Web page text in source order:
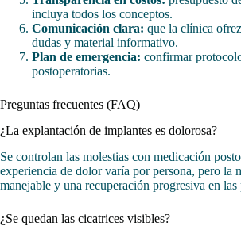
incluya todos los conceptos.
Comunicación clara: que la clínica
dudas y material informativo.
Plan de emergencia: confirmar
postoperatorias.
Preguntas frecuentes (FAQ)
¿La explantación de implantes es dolorosa?
Se controlan las molestias con medicación
experiencia de dolor varía por persona, pero la
manejable y una recuperación progresiva en las
¿Se quedan las cicatrices visibles?